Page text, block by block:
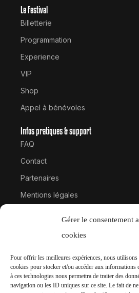
Gérer le consentement
cookies
Pour offrir les meilleures expériences, nous utilisons
cookies pour stocker et/ou accéder aux informations
à ces technologies nous permettra de traiter des
navigation ou les ID uniques sur ce site. Le fait de
Le Festival
Billetterie
Programmation
Experience
VIP
Shop
Appel à bénévoles
Infos pratiques & support
FAQ
Contact
Partenaires
Mentions légales
Suivre Hardcore France
Instagram
Facebook